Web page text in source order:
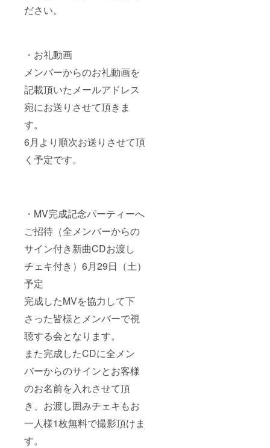
ださい。
・お礼動画
メンバーからのお礼動画を
記載頂いたメールアドレス
宛にお送りさせて頂きま
す。
6月より順次お送りさせて頂
く予定です。
・MV完成記念パーティーへ
ご招待（全メンバーからの
サイン付き新曲CDお渡し
チェキ付き）6月29日（土）
予定
完成したMVを協力して下
さった皆様とメンバーで視
聴する会となります。
また完成したCDに全メン
バーからのサインとお客様
のお名前を入れさせて頂
き、お渡し囲みチェキもお
一人様1枚無料で撮影頂けま
す。